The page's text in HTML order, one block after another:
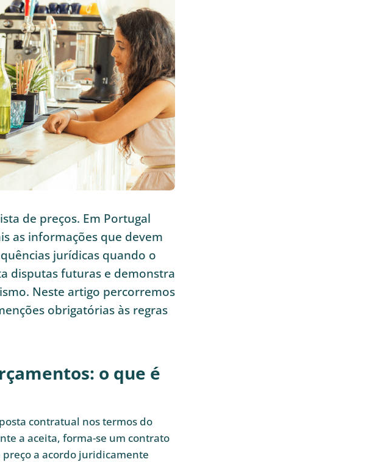
de preços. Em Portugal
as informações que devem
jurídicas quando o
disputas futuras e demonstra
Neste artigo percorremos
obrigatórias às regras
o que é
contratual nos termos do
a aceita, forma-se um contrato
a acordo juridicamente